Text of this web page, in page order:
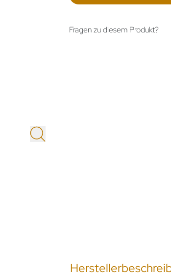
Fragen zu diesem Produkt?